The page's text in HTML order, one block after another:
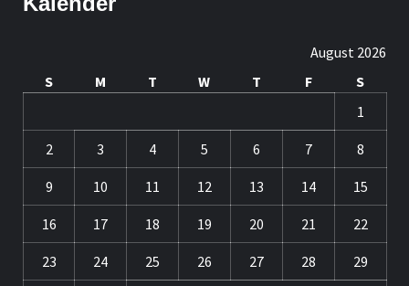
August 2026
S
M T W T F
S
1
2 3 4 5 6 7 8
9 10 11 12 13 14 15
16 17 18 19 20 21 22
23 24 25 26 27 28 29